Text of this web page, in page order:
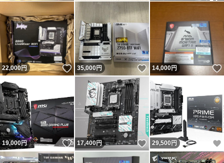
22,000円 いいね！
35,000円 いいね！
14,000円
19,000円 いいね！
17,400円 いいね！
29,500 円